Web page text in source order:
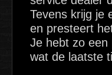
Tevens krijg je
en presteert
Je hebt zo een
wat de laatste